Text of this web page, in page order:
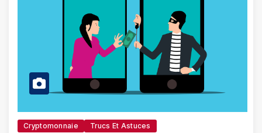
Cryptomonnaie Trucs Et Astuces